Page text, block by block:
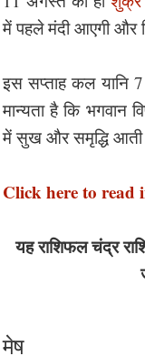
में पहले मंदी आएगी और
इस सप्ताह कल यानि
मान्यता है कि भगवान
में सुख और समृद्धि आती
Click here to read
यह राशिफल चंद्र
मेष